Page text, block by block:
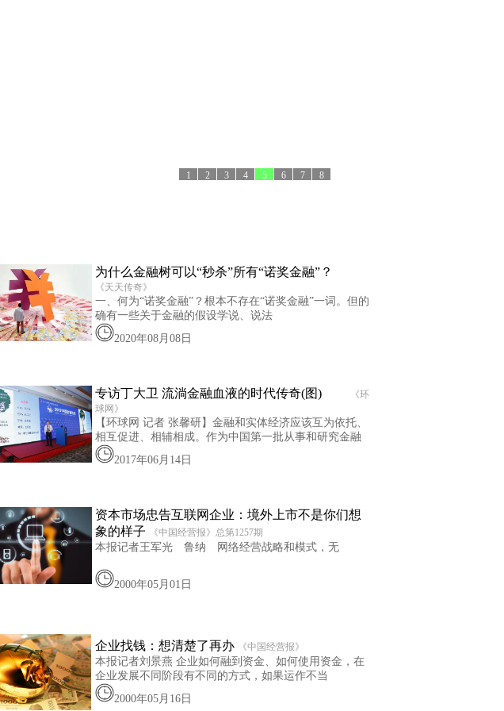
8
7
6
5
4
3
2
1
为什么金融树可以“秒杀”所有“诺奖金融”？
《天天传奇》
一、何为“诺奖金融”？根本不存在“诺奖金融”一词。但的
确有一些关于金融的假设学说、说法
2020年08月08日
专访丁大卫 流淌金融血液的时代传奇(图)
《环
球网》
【环球网 记者 张馨研】金融和实体经济应该互为依托、
相互促进、相辅相成。作为中国第一批从事和研究金融
2017年06月14日
资本市场忠告互联网企业：境外上市不是你们想
象的样子
《中国经营报》总第1257期
本报记者王军光 鲁纳 网络经营战略和模式，无
2000年05月01日
企业找钱：想清楚了再办 《中国经营报》
本报记者刘景燕 企业如何融到资金、如何使用资金，在
企业发展不同阶段有不同的方式，如果运作不当
2000年05月16日